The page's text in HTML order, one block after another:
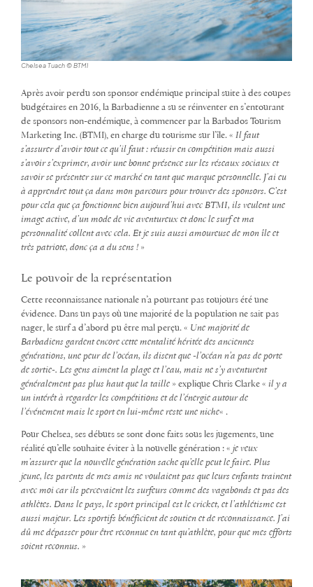
Chelsea Tuach © BTMI
Après avoir perdu son sponsor endémique principal suite à des coupes
budgétaires en 2016, la Barbadienne a su se réinventer en s’entourant
de sponsors non-endémique, à commencer par la Barbados Tourism
Marketing Inc. (BTMI), en charge du tourisme sur l’île. « Il faut
s’assurer d’avoir tout ce qu’il faut : réussir en compétition mais aussi
s’avoir s’exprimer, avoir une bonne présence sur les réseaux sociaux et
savoir se présenter sur ce marché en tant que marque personnelle. J’ai eu
à apprendre tout ça dans mon parcours pour trouver des sponsors. C’est
pour cela que ça fonctionne bien aujourd’hui avec BTMI, ils veulent une
image active, d’un mode de vie aventureux et donc le surf et ma
personnalité collent avec cela. Et je suis aussi amoureuse de mon île et
très patriote, donc ça a du sens ! »
Le pouvoir de la représentation
Cette reconnaissance nationale n’a pourtant pas toujours été une
évidence. Dans un pays où une majorité de la population ne sait pas
nager, le surf a d’abord pu être mal perçu. « Une majorité de
Barbadiens gardent encore cette mentalité héritée des anciennes
générations, une peur de l’océan, ils disent que -l’océan n’a pas de porte
de sortie-. Les gens aiment la plage et l’eau, mais ne s’y aventurent
généralement pas plus haut que la taille » explique Chris Clarke « il y a
un intérêt à regarder les compétitions et de l’énergie autour de
l’événement mais le sport en lui-même reste une niche« .
Pour Chelsea, ses débuts se sont donc faits sous les jugements, une
réalité qu’elle souhaite éviter à la nouvelle génération : « je veux
m’assurer que la nouvelle génération sache qu’elle peut le faire. Plus
jeune, les parents de mes amis ne voulaient pas que leurs enfants trainent
avec moi car ils percevaient les surfeurs comme des vagabonds et pas des
athlètes. Dans le pays, le sport principal est le cricket, et l’athlétisme est
aussi majeur. Les sportifs bénéficient de soutien et de reconnaissance. J’ai
dû me dépasser pour être reconnue en tant qu’athlète, pour que mes efforts
soient reconnus. »